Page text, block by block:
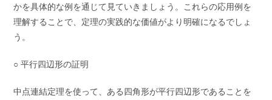
かを具体的な例を通じて見ていきましょう。これらの応用例を
理解することで、定理の実践的な価値がより明確になるでしょ
う。
○ 平行四辺形の証明
中点連結定理を使って、ある四角形が平行四辺形であることを